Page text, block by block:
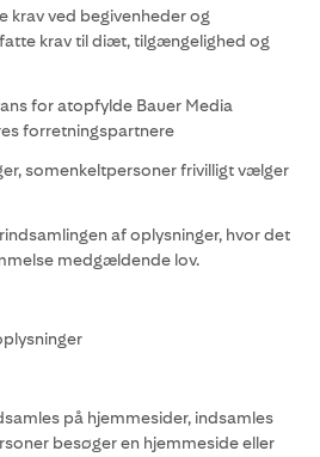
krav ved begivenheder og
krav til diæt, tilgængelighed og
for atopfylde Bauer Media
forretningspartnere
somenkeltpersoner frivilligt vælger
af oplysninger, hvor det
medgældende lov.
på hjemmesider, indsamles
besøger en hjemmeside eller